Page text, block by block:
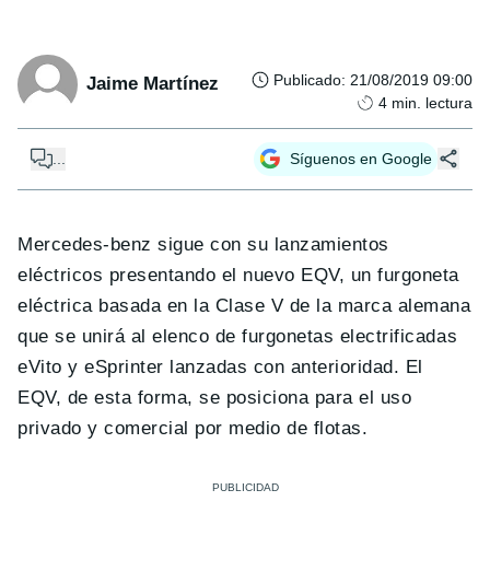
Jaime Martínez Publicado: 21/08/2019 09:00
4 min. lectura
Síguenos en Google
Mercedes-benz sigue con su lanzamientos
eléctricos presentando el nuevo EQV, un furgoneta
eléctrica basada en la Clase V de la marca alemana
que se unirá al elenco de furgonetas electrificadas
eVito y eSprinter lanzadas con anterioridad. El
EQV, de esta forma, se posiciona para el uso
privado y comercial por medio de flotas.